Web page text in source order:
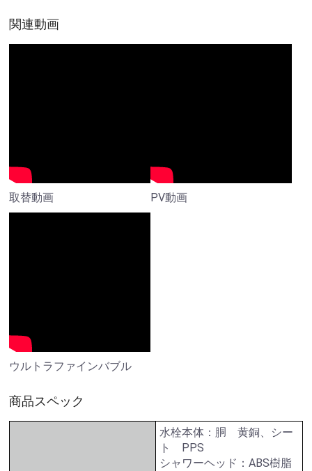
関連動画
取替動画 PV動画
ウルトラファインバブル
商品スペック
水栓本体：胴 黄銅、シー
ト PPS
シャワーヘッド：ABS樹脂